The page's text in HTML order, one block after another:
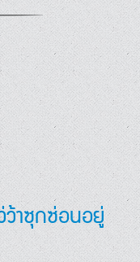
ว้าซุกซ่อนอยู่